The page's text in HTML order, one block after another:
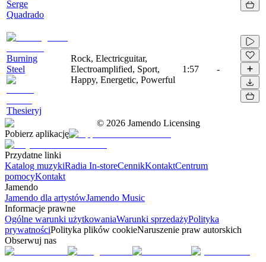
Serge
Quadrado
Burning
Steel
Thesieryj
Rock, Electricguitar,
Electroamplified, Sport,
Happy, Energetic, Powerful
1:57 -
© 2026 Jamendo Licensing
Pobierz aplikację
Przydatne linki
Katalog muzykiRadia In-storeCennikKontaktCentrum
pomocyKontakt
Jamendo
Jamendo dla artystówJamendo Music
Informacje prawne
Ogólne warunki użytkowaniaWarunki sprzedażyPolityka
prywatnościPolityka plików cookieNaruszenie praw autorskich
Obserwuj nas